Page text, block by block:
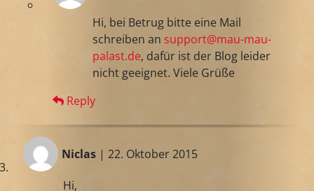
Hi, bei Betrug bitte eine Mail
schreiben ansupport@mau-mau-
palast.de, dafür ist der Blog leider
nicht geeignet. Viele Grüße
Reply
Niclas | 22. Oktober 2015
Hi,